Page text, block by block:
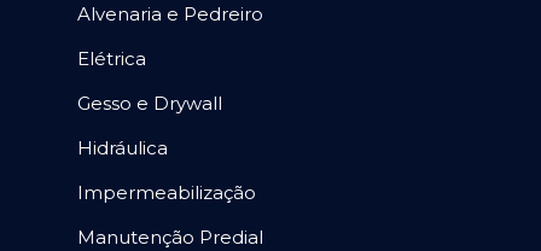
Alvenaria e Pedreiro
Elétrica
Gesso e Drywall
Hidráulica
Impermeabilização
Manutenção Predial